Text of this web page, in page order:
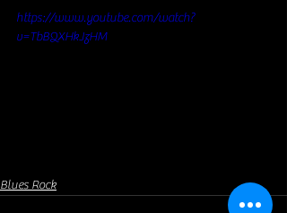
https://www.youtube.com/watch?
v=TbBQXHkJzHM
Blues Rock